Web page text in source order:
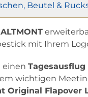
Beutel &
mit Ihrem
einen Tagesausflug
wichtigen
Original Flapover